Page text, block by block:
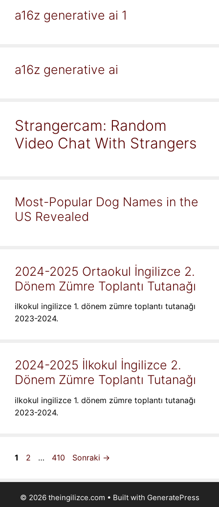
a16z generative ai 1
a16z generative ai
Strangercam: Random
Video Chat With Strangers
Most-Popular Dog Names in the
US Revealed
2024-2025 Ortaokul İngilizce 2.
Dönem Zümre Toplantı Tutanağı
ilkokul ingilizce 1. dönem zümre toplantı tutanağı
2023-2024.
2024-2025 İlkokul İngilizce 2.
Dönem Zümre Toplantı Tutanağı
ilkokul ingilizce 1. dönem zümre toplantı tutanağı
2023-2024.
Sayfa
1 Sayfa
2 … Sayfa
410 Sonraki →
© 2026 theingilizce.com • Built with GeneratePress